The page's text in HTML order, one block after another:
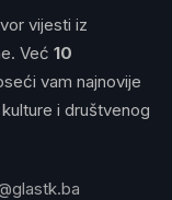
vijesti iz
Već 10
vam najnovije
i društvenog